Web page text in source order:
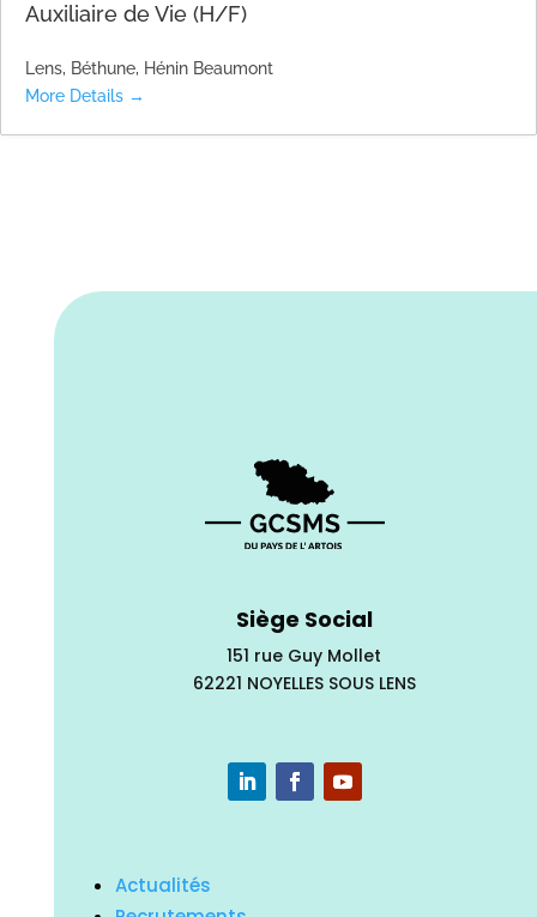
Auxiliaire de Vie (H/F)
Lens Béthune Hénin Beaumont
More Details
Siège Social
151 rue Guy Mollet
62221 NOYELLES SOUS LENS
Actualités